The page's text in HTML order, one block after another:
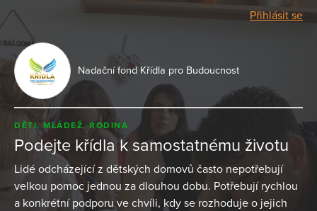
Přihlásit se
Nadační fond Křídla pro Budoucnost
DĚTI, MLÁDEŽ, RODINA
Podejte křídla k samostatnému životu
Lidé odcházející z dětských domovů často nepotřebují
velkou pomoc jednou za dlouhou dobu. Potřebují rychlou
a konkrétní podporu ve chvíli, kdy se rozhoduje o jejich